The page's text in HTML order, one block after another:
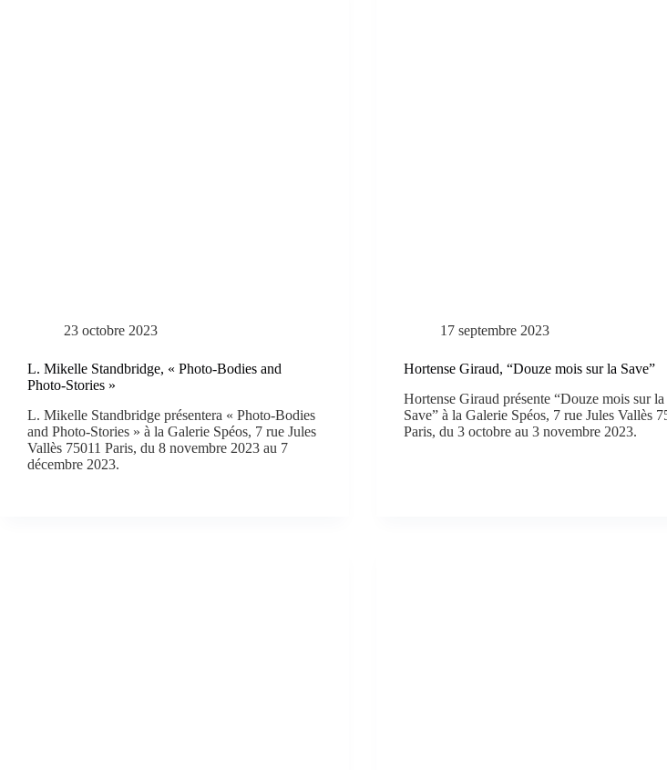
23 octobre 2023
L. Mikelle Standbridge, « Photo-Bodies and
Photo-Stories »
L. Mikelle Standbridge présentera « Photo-Bodies
and Photo-Stories » à la Galerie Spéos, 7 rue Jules
Vallès 75011 Paris, du 8 novembre 2023 au 7
décembre 2023.
17 septembre 2023
Hortense Giraud, “Douze mois sur la Save”
Hortense Giraud présente “Douze mois sur la
Save” à la Galerie Spéos, 7 rue Jules Vallès
Paris, du 3 octobre au 3 novembre 2023.